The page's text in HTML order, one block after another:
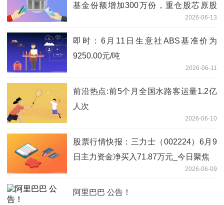
基金份额增加300万份，重仓股芯原股
2026-06-13
即时：6月11日生意社ABS基准价为
9250.00元/吨
2026-06-11
前沿热点:前5个月全国水路客运量1.2亿
人次
2026-06-10
股票行情快报：三力士（002224）6月9
日主力资金净买入71.87万元_今日聚焦
2026-06-09
阿里巴巴 公告！